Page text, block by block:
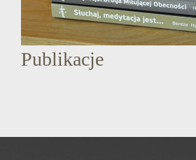
Publikacje